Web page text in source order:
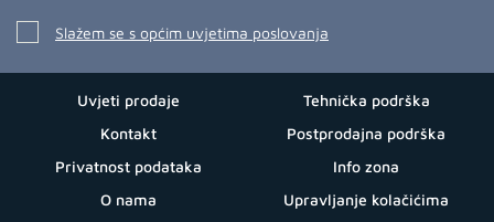
Slažem se s općim uvjetima poslovanja
Uvjeti prodaje
Kontakt
Privatnost podataka
O nama
Tehnička podrška
Postprodajna podrška
Info zona
Upravljanje kolačićima